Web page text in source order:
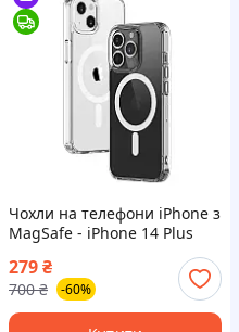
Чохли на телефони iPhone з
MagSafe - iPhone 14 Plus
279₴
700 ₴ -60%